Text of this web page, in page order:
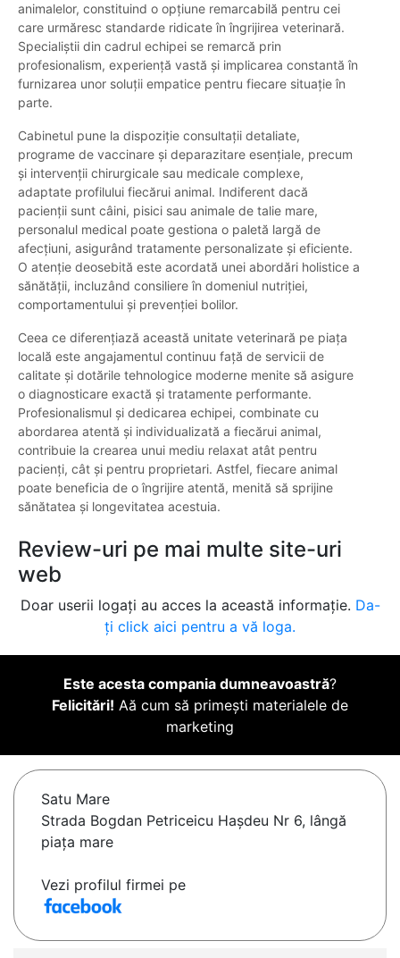
animalelor, constituind o opțiune remarcabilă pentru cei
care urmăresc standarde ridicate în îngrijirea veterinară.
Specialiștii din cadrul echipei se remarcă prin
profesionalism, experiență vastă și implicarea constantă în
furnizarea unor soluții empatice pentru fiecare situație în
parte.
Cabinetul pune la dispoziție consultații detaliate,
programe de vaccinare și deparazitare esențiale, precum
și intervenții chirurgicale sau medicale complexe,
adaptate profilului fiecărui animal. Indiferent dacă
pacienții sunt câini, pisici sau animale de talie mare,
personalul medical poate gestiona o paletă largă de
afecțiuni, asigurând tratamente personalizate și eficiente.
O atenție deosebită este acordată unei abordări holistice a
sănătății, incluzând consiliere în domeniul nutriției,
comportamentului și prevenției bolilor.
Ceea ce diferențiază această unitate veterinară pe piața
locală este angajamentul continuu față de servicii de
calitate și dotările tehnologice moderne menite să asigure
o diagnosticare exactă și tratamente performante.
Profesionalismul și dedicarea echipei, combinate cu
abordarea atentă și individualizată a fiecărui animal,
contribuie la crearea unui mediu relaxat atât pentru
pacienți, cât și pentru proprietari. Astfel, fiecare animal
poate beneficia de o îngrijire atentă, menită să sprijine
sănătatea și longevitatea acestuia.
Review-uri pe mai multe site-uri
web
Doar userii logați au acces la această informație. Da-
ți click aici pentru a vă loga.
Este acesta compania dumneavoastră?
Felicitări! Aă cum să primești materialele de
marketing
Satu Mare
Strada Bogdan Petriceicu Hașdeu Nr 6, lângă
piața mare
Vezi profilul firmei pe